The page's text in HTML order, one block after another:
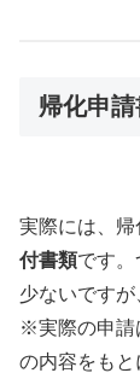
帰化申
実際には、帰
付書類です。
少ないですが
※実際の申請
の内容をも